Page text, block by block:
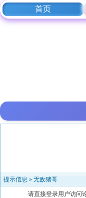
首页
提示信息 » 无敌猪哥
请直接登录用户访问